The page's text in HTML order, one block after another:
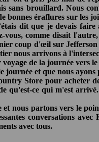
sans brouillard. Nous
bonnes éraflures sur les
dit que je devais
comme disait
coup d'œil sur
nous arrivons à
de la journée vers le
journée et que nous ayons
Store pour acheter
qu'est-ce qui m'est
nous partons vers le
conversations
avec tous.